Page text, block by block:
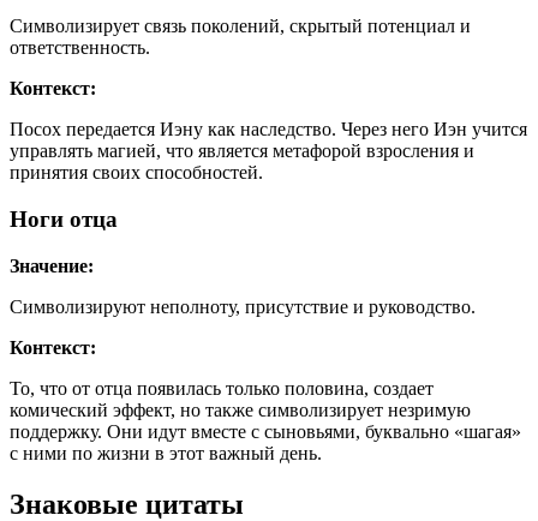
Символизирует связь поколений, скрытый потенциал и
ответственность.
Контекст:
Посох передается Иэну как наследство. Через него Иэн учится
управлять магией, что является метафорой взросления и
принятия своих способностей.
Ноги отца
Значение:
Символизируют неполноту, присутствие и руководство.
Контекст:
То, что от отца появилась только половина, создает
комический эффект, но также символизирует незримую
поддержку. Они идут вместе с сыновьями, буквально «шагая»
с ними по жизни в этот важный день.
Знаковые цитаты